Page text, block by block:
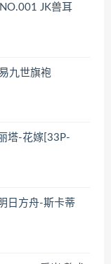
JK兽耳
九世旗袍
塔-花嫁[33P-
日方舟-斯卡蒂